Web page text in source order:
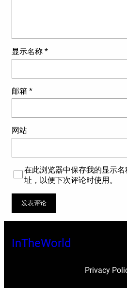
显示名称 *
邮箱 *
网站
在此浏览器中保存我的显示
址，以便下次评论时使用。
InTheWorld
Privacy